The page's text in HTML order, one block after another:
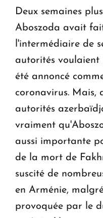
Deux semaines
Aboszoda avait
l'intermédiaire de
autorités
été annoncé
coronavirus. Mais,
autorités
vraiment
aussi importante
de la mort de
suscité de
en Arménie,
provoquée par le